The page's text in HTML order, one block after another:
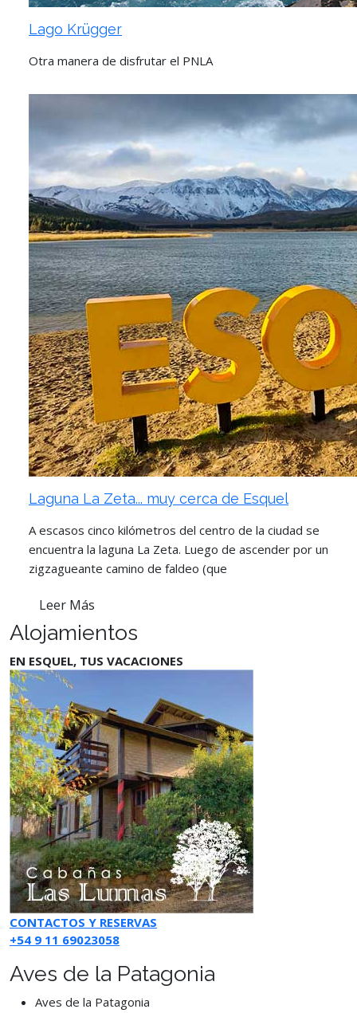
Lago Krügger
Otra manera de disfrutar el PNLA
Laguna La Zeta... muy cerca de Esquel
A escasos cinco kilómetros del centro de la ciudad se
encuentra la laguna La Zeta. Luego de ascender por un
zigzagueante camino de faldeo (que
Leer Más
Alojamientos
EN ESQUEL, TUS VACACIONES
CONTACTOS Y RESERVAS
+54 9 11 69023058
Aves de la Patagonia
Aves de la Patagonia